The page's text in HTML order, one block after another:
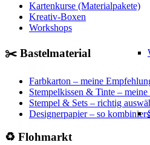
Kartenkurse (Materialpakete)
Kreativ-Boxen
Workshops
✂️ Bastelmaterial
Farbkarton – meine
Stempelkissen & Tinte –
Stempel & Sets – richtig
Designerpapier – so
♻️ Flohmarkt